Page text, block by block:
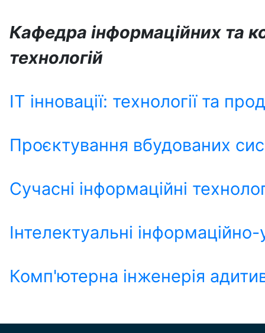
Кафедра інформаційних та
технологій
ІТ інновації: технології та
Проєктування вбудованих
Сучасні інформаційні
Інтелектуальні
Комп'ютерна інженерія